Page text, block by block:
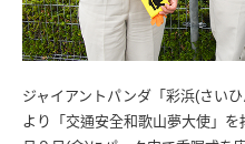
ジャイアントパンダ「彩浜(さい
より「交通安全和歌山夢大使」